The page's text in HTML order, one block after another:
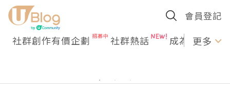
會員登記
社群創作有價企劃 社群熱話 成為U更多